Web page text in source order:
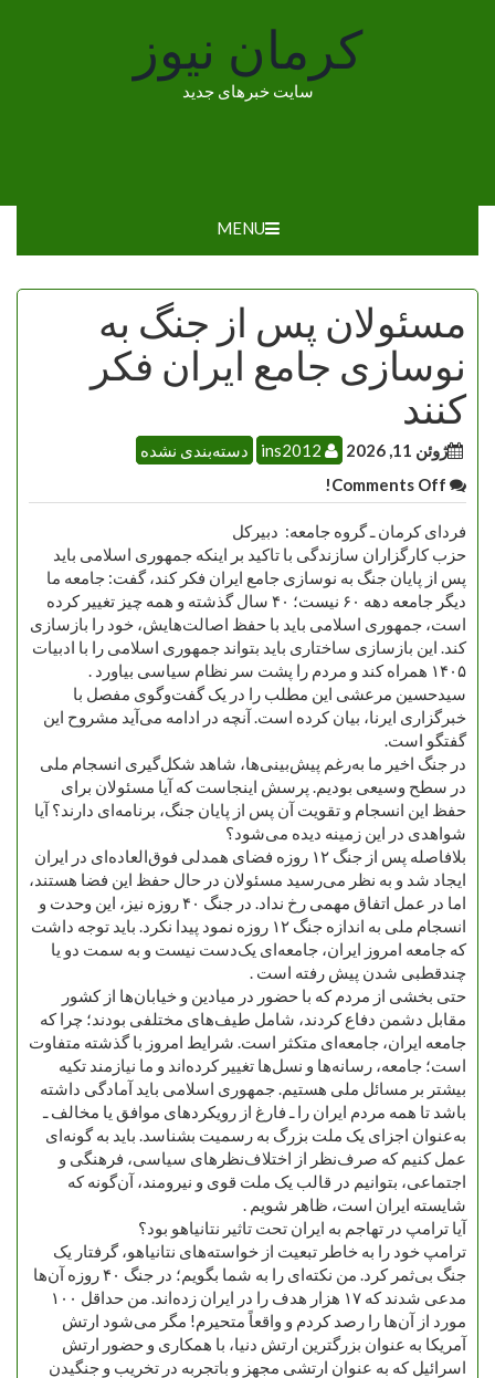
کرمان نیوز
سایت خبرهای جدید
MENU
مسئولان پس از جنگ به
نوسازی جامع ایران فکر
کنند
ژوئن 11, 2026
دسته‌بندی نشده
فردای کرمان ـ گروه جامعه: دبیرکل
حزب کارگزاران سازندگی با تاکید بر اینکه جمهوری اسلامی باید
پس از پایان جنگ به نوسازی جامع ایران فکر کند، گفت: جامعه ما
دیگر جامعه دهه ۶۰ نیست؛ ۴۰ سال گذشته و همه چیز تغییر کرده
است، جمهوری اسلامی باید با حفظ اصالت‌هایش، خود را بازسازی
کند. این بازسازی ساختاری باید بتواند جمهوری اسلامی را با ادبیات
۱۴۰۵ همراه کند و مردم را پشت سر نظام سیاسی بیاورد .
سیدحسین مرعشی این مطلب را در یک گفت‌وگوی مفصل با
خبرگزاری ایرنا، بیان کرده است. آنچه در ادامه می‌آید مشروح این
گفتگو است.
در جنگ اخیر ما به‌رغم پیش‌بینی‌ها، شاهد شکل‌گیری انسجام ملی
در سطح وسیعی بودیم. پرسش اینجاست که آیا مسئولان برای
حفظ این انسجام و تقویت آن پس از پایان جنگ، برنامه‌ای دارند؟ آیا
شواهدی در این زمینه دیده می‌شود؟
بلافاصله پس از جنگ ۱۲ روزه فضای همدلی فوق‌العاده‌ای در ایران
ایجاد شد و به نظر می‌رسید مسئولان در حال حفظ این فضا هستند،
اما در عمل اتفاق مهمی رخ نداد. در جنگ ۴۰ روزه نیز، این وحدت و
انسجام ملی به اندازه جنگ ۱۲ روزه نمود پیدا نکرد. باید توجه داشت
که جامعه امروز ایران، جامعه‌ای یک‌دست نیست و به سمت دو یا
چندقطبی شدن پیش رفته است .
حتی بخشی از مردم که با حضور در میادین و خیابان‌ها از کشور
مقابل دشمن دفاع کردند، شامل طیف‌های مختلفی بودند؛ چرا که
جامعه ایران، جامعه‌ای متکثر است. شرایط امروز با گذشته متفاوت
است؛ جامعه، رسانه‌ها و نسل‌ها تغییر کرده‌اند و ما نیازمند تکیه
بیشتر بر مسائل ملی هستیم. جمهوری اسلامی باید آمادگی داشته
باشد تا همه مردم ایران را ـ فارغ از رویکردهای موافق یا مخالف ـ
به‌عنوان اجزای یک ملت بزرگ به رسمیت بشناسد. باید به گونه‌ای
عمل کنیم که صرف‌نظر از اختلاف‌نظرهای سیاسی، فرهنگی و
اجتماعی، بتوانیم در قالب یک ملت قوی و نیرومند، آن‌گونه که
شایسته ایران است، ظاهر شویم .
آیا ترامپ در تهاجم به ایران تحت تاثیر نتانیاهو بود؟
ترامپ خود را به خاطر تبعیت از خواسته‌های نتانیاهو، گرفتار یک
جنگ بی‌ثمر کرد. من نکته‌ای را به شما بگویم؛ در جنگ ۴۰ روزه آن‌ها
مدعی شدند که ۱۷ هزار هدف را در ایران زده‌اند. من حداقل ۱۰۰
مورد از آن‌ها را رصد کردم و واقعاً متحیرم! مگر می‌شود ارتش
آمریکا به عنوان بزرگترین ارتش دنیا، با همکاری و حضور ارتش
اسرائیل که به عنوان ارتشی مجهز و باتجربه در تخریب و جنگیدن